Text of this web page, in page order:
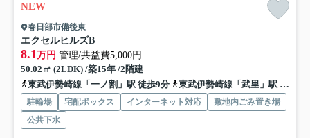
NEW
春日部市備後東
エクセルヒルズB
8.1万円 管理/共益費5,000円
50.02㎡ (2LDK) /築15年 /2階建
東武伊勢崎線「一ノ割」駅 徒歩9分
東武伊勢崎線「武里」駅 徒歩19分
駐輪場 宅配ボックス インターネット対応
敷地内ごみ置き場
公共下水